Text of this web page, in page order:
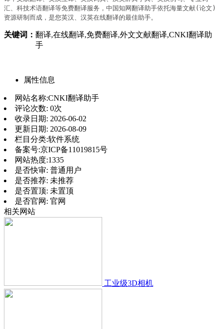
汇、科技术语翻译等免费翻译服务，中国知网翻译助手依托海量文献(论文)
资源研制而成，是您英汉、汉英在线翻译的最佳助手。
关键词： 翻译,在线翻译,免费翻译,外文文献翻译,CNKI翻译助
手
属性信息
网站名称:CNKI翻译助手
评论次数: 0次
收录日期: 2026-06-02
更新日期: 2026-08-09
栏目分类:软件系统
备案号:京ICP备11019815号
网站热度:1335
是否快审: 普通用户
是否推荐: 未推荐
是否置顶: 未置顶
是否官网: 官网
相关网站
工业级3D相机